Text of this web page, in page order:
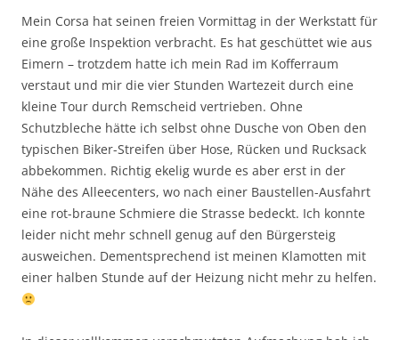
Mein Corsa hat seinen freien Vormittag in der Werkstatt für
eine große Inspektion verbracht. Es hat geschüttet wie aus
Eimern – trotzdem hatte ich mein Rad im Kofferraum
verstaut und mir die vier Stunden Wartezeit durch eine
kleine Tour durch Remscheid vertrieben. Ohne
Schutzbleche hätte ich selbst ohne Dusche von Oben den
typischen Biker-Streifen über Hose, Rücken und Rucksack
abbekommen. Richtig ekelig wurde es aber erst in der
Nähe des Alleecenters, wo nach einer Baustellen-Ausfahrt
eine rot-braune Schmiere die Strasse bedeckt. Ich konnte
leider nicht mehr schnell genug auf den Bürgersteig
ausweichen. Dementsprechend ist meinen Klamotten mit
einer halben Stunde auf der Heizung nicht mehr zu helfen.